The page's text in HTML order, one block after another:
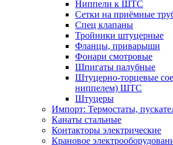
Ниппели к ШТС
Сетки на приёмные
Спец клапаны
Тройники штуцерные
Фланцы, приварыши
Фонари смотровые
Шпигаты палубные
Штуцерно-торцевые
ниппелем) ШТС
Штуцеры
Импорт: Термостаты,
Канаты стальные
Контакторы электрические
Крановое